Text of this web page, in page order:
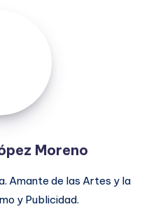
Moreno
Amante de las Artes y la
y Publicidad.